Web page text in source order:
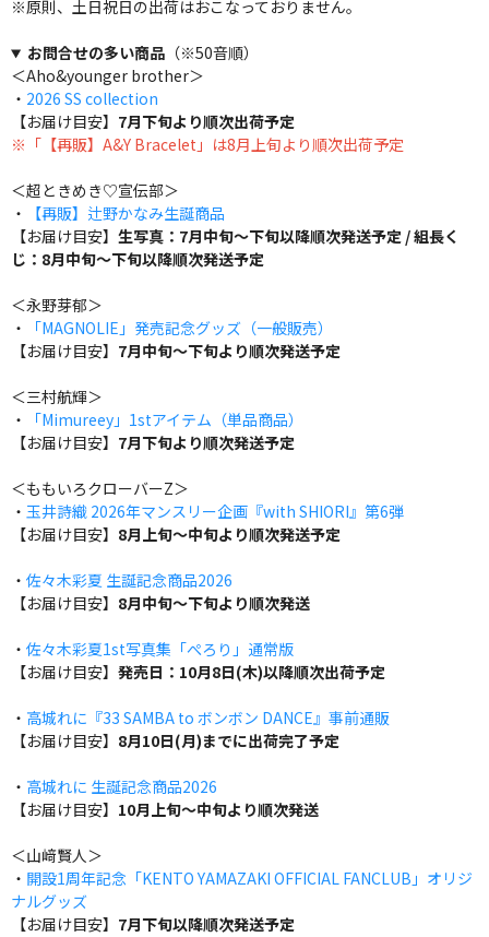
※原則、土日祝日の出荷はおこなっておりません。
お問合せの多い商品（※50音順）
＜Aho&younger brother＞
・ 2026 SS collection
【お届け目安】 7月下旬より順次出荷予定
※「【再販】A&Y Bracelet」は8月上旬より順次出荷予定
＜超ときめき♡宣伝部＞
・
【再販】辻野かなみ生誕商品
【お届け目安】 生写真：7月中旬～下旬以降順次発送予定 / 組長く
じ：8月中旬～下旬以降順次発送予定
＜永野芽郁＞
・
「MAGNOLIE」発売記念グッズ（一般販売）
【お届け目安】 7月中旬～下旬より順次発送予定
＜三村航輝＞
・
「Mimureey」1stアイテム（単品商品）
【お届け目安】 7月下旬より順次発送予定
＜ももいろクローバーZ＞
・ 玉井詩織 2026年マンスリー企画『with SHIORI』第6弾
【お届け目安】 8月上旬～中旬より順次発送予定
・ 佐々木彩夏 生誕記念商品2026
【お届け目安】 8月中旬～下旬より順次発送
・ 佐々木彩夏1st写真集「ぺろり」通常版
【お届け目安】 発売日：10月8日(木)以降順次出荷予定
・ 高城れに『33 SAMBA to ボンボン DANCE』事前通販
【お届け目安】 8月10日(月)までに出荷完了予定
・ 高城れに 生誕記念商品2026
【お届け目安】 10月上旬～中旬より順次発送
＜山﨑賢人＞
・ 開設1周年記念「KENTO YAMAZAKI OFFICIAL FANCLUB」オリジ
ナルグッズ
【お届け目安】 7月下旬以降順次発送予定